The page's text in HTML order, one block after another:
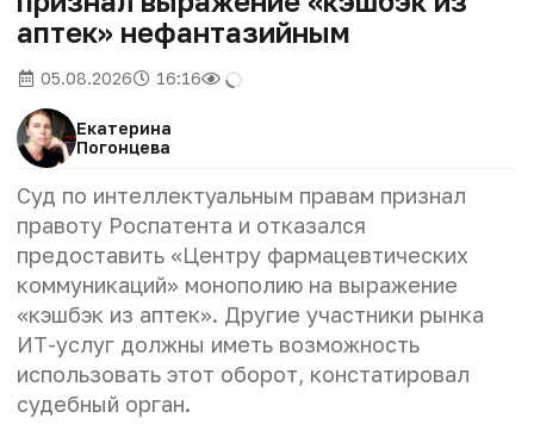
аптек» нефантазийным
05.08.2026 16:16
Екатерина
Погонцева
Суд по интеллектуальным правам признал
правоту Роспатента и отказался
предоставить «Центру фармацевтических
коммуникаций» монополию на выражение
«кэшбэк из аптек». Другие участники рынка
ИТ-услуг должны иметь возможность
использовать этот оборот, констатировал
судебный орган.